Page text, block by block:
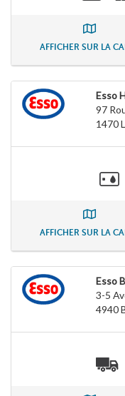
AFFICHER SUR LA
Esso
97
1470
AFFICHER SUR LA
Esso
3-5
4940